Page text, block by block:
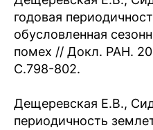
годовая
обусловленная
помех // Докл. РАН.
С.798-802.
Дещеревская Е.В.,
периодичность